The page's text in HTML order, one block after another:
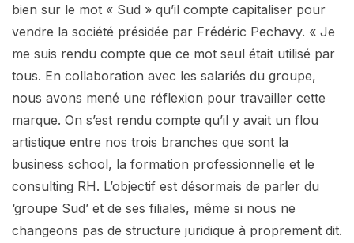
bien sur le mot « Sud » qu’il compte capitaliser pour
vendre la société présidée par Frédéric Pechavy. « Je
me suis rendu compte que ce mot seul était utilisé par
tous. En collaboration avec les salariés du groupe,
nous avons mené une réflexion pour travailler cette
marque. On s’est rendu compte qu’il y avait un flou
artistique entre nos trois branches que sont la
business school, la formation professionnelle et le
consulting RH. L’objectif est désormais de parler du
‘groupe Sud’ et de ses filiales, même si nous ne
changeons pas de structure juridique à proprement dit.